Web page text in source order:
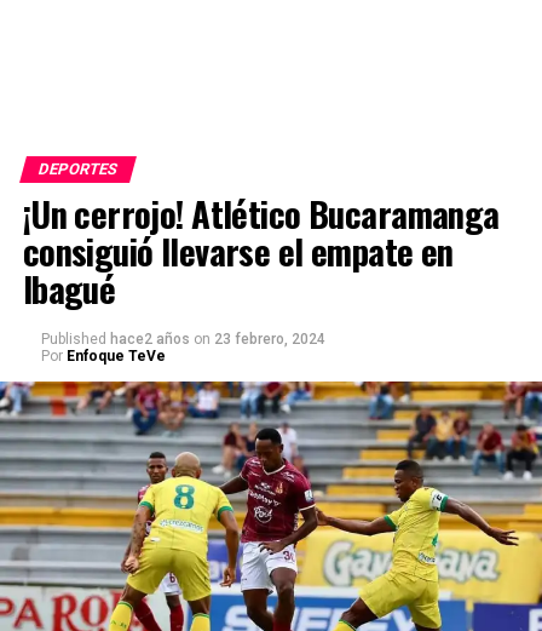
DEPORTES
¡Un cerrojo! Atlético Bucaramanga
consiguió llevarse el empate en
Ibagué
Published hace2 años on 23 febrero, 2024
Por Enfoque TeVe